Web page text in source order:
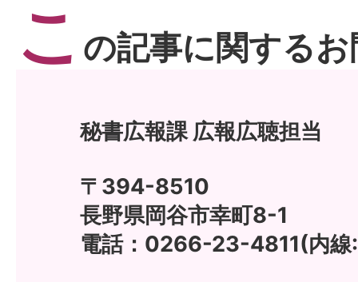
こ の記事に関する
秘書広報課 広報広聴担当
〒394-8510
長野県岡谷市幸町8-1
電話：0266-23-4811(内